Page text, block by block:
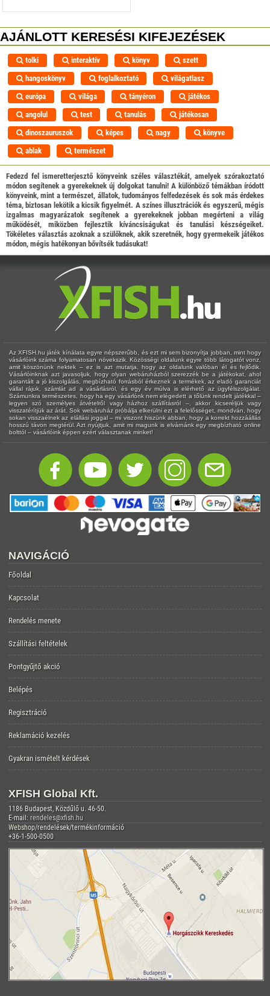
AJÁNLOTT KERESÉSI KIFEJEZÉSEK
tolki interaktív könyv
szett
hangoskönyv
foglalkoztató
világatlasz
európa
világa tányéron
játékos
angolul
test tanulás
játékosan
dinoszauruszok
képes nagy
könyve
ablak
természet
Fedezd fel ismeretterjesztő könyveink széles választékát, amelyek szórakoztató
módon segítenek a gyerekeknek új dolgokat tanulni! A különböző témákban íródott
könyveink, mint a természet, állatok, tudományos felfedezések és sok más érdekes
téma, biztosan lekötik a kicsik figyelmét. A színes illusztrációk és egyszerű, mégis
izgalmas magyarázatok segítenek a gyerekeknek jobban megérteni a világ
működését, miközben fejlesztik kíváncsiságukat és tanulási készségeiket.
Tökéletes választás azoknak a szülőknek, akik szeretnék, hogy gyermekeik játékos
módon, mégis hatékonyan bővítsék tudásukat!
Az XFISH.hu játék kínálata egyre népszerűbb, és ezt mi sem bizonyítja jobban, mint hogy
vásárlóink száma folyamatosan növekszik. Közösségi oldalunk egyre több látogatót vonz,
amit köszönünk nektek – ez is azt mutatja, hogy az oldalunk valóban él és fejlődik.
Vásárlóinknak azt javasoljuk, hogy olyan webáruházból szerezzék be a játékokat, ahol
garantált a jó kiszolgálás, megbízható forrásból érkeznek a termékek, az eladó garanciát
vállal rájuk, számlát ad a vásárlásról, és egy év múlva is elérhető az ügyfélszolgálat.
Számunkra természetes, hogy ha egy vásárlónk nem elégedett a tőlünk rendelt játékkal –
legyen szó személyes átvételről vagy házhoz szállításról –, akkor kicseréljük vagy
visszatérítjük az árát. Sok webáruház próbálja elkerülni ezt a felelősséget, mondván, hogy
sokan visszaélnek az elállási joggal – mi viszont hiszünk abban, hogy a korrekt hozzáállás
hosszú távon megtérül. Azt nyújtjuk, amit mi magunk is elvárnánk egy megbízható online
bolttól – vásárlóink éppen ezért választanak minket!
NAVIGÁCIÓ
Főoldal
Kapcsolat
Rendelés menete
Szállítási feltételek
Pontgyűjtő akció
Belépés
Regisztráció
Reklamáció kezelés
Gyakran ismételt kérdések
XFISH Global Kft.
1186 Budapest, Közdűlő u. 46-50.
E-mail: rendeles@xfish.hu
Webshop/rendelések/termékinformáció
+36-1-500-0500